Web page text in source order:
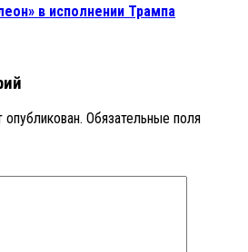
в исполнении Трампа
Обязательные поля